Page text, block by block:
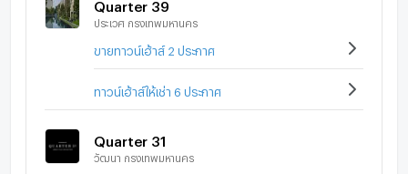
Quarter 39
ประเวศ กรุงเทพมหานคร
ขายทาวน์เฮ้าส์ 2 ประกาศ
ทาวน์เฮ้าส์ให้เช่า 6 ประกาศ
Quarter 31
วัฒนา กรุงเทพมหานคร